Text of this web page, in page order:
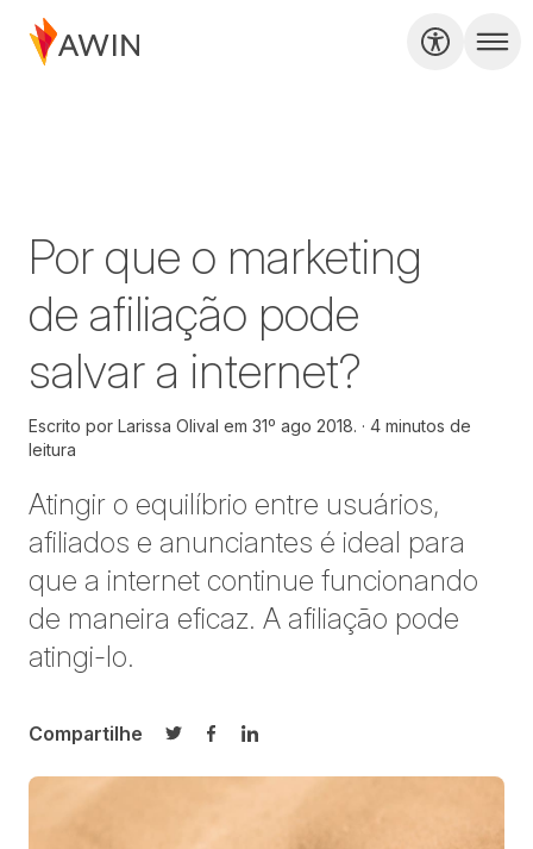
Por que o marketing
de afiliação pode
salvar a internet?
Escrito por Larissa Olival em 31º ago 2018.
4 minutos de
leitura
Atingir o equilíbrio entre usuários,
afiliados e anunciantes é ideal para
que a internet continue funcionando
de maneira eficaz. A afiliação pode
atingi-lo.
Compartilhe
Compartilhar no Twitter
Compartilhar no Facebook
Compartilhar no LinkedIn